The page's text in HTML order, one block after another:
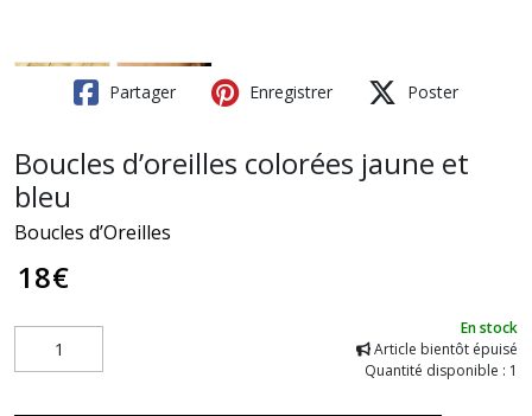
Partager Enregistrer Poster
Boucles d’oreilles colorées jaune et
bleu
Boucles d’Oreilles
18€
En stock
Article bientôt épuisé
Quantité disponible : 1